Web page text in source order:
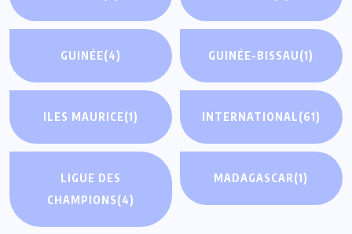
GUINÉE(4) GUINÉE-BISSAU(1)
ILES MAURICE(1) INTERNATIONAL(61)
LIGUE DES
CHAMPIONS(4)
MADAGASCAR(1)